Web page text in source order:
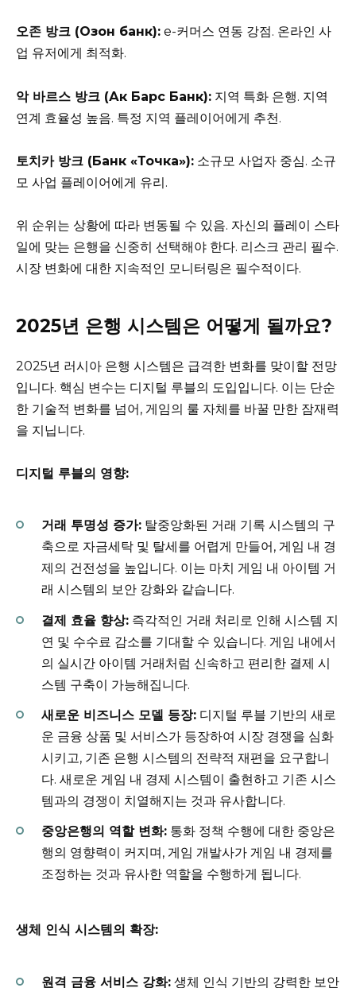
오존 방크 (Озон банк): e-커머스 연동 강점. 온라인 사
업 유저에게 최적화.
악 바르스 방크 (Ак Барс Банк): 지역 특화 은행. 지역
연계 효율성 높음. 특정 지역 플레이어에게 추천.
토치카 방크 (Банк «Точка»): 소규모 사업자 중심. 소규
모 사업 플레이어에게 유리.
위 순위는 상황에 따라 변동될 수 있음. 자신의 플레이 스타
일에 맞는 은행을 신중히 선택해야 한다. 리스크 관리 필수.
시장 변화에 대한 지속적인 모니터링은 필수적이다.
2025년 은행 시스템은 어떻게 될까요?
2025년 러시아 은행 시스템은 급격한 변화를 맞이할 전망
입니다. 핵심 변수는 디지털 루블의 도입입니다. 이는 단순
한 기술적 변화를 넘어, 게임의 룰 자체를 바꿀 만한 잠재력
을 지닙니다.
디지털 루블의 영향:
거래 투명성 증가: 탈중앙화된 거래 기록 시스템의 구
축으로 자금세탁 및 탈세를 어렵게 만들어, 게임 내 경
제의 건전성을 높입니다. 이는 마치 게임 내 아이템 거
래 시스템의 보안 강화와 같습니다.
결제 효율 향상: 즉각적인 거래 처리로 인해 시스템 지
연 및 수수료 감소를 기대할 수 있습니다. 게임 내에서
의 실시간 아이템 거래처럼 신속하고 편리한 결제 시
스템 구축이 가능해집니다.
새로운 비즈니스 모델 등장: 디지털 루블 기반의 새로
운 금융 상품 및 서비스가 등장하여 시장 경쟁을 심화
시키고, 기존 은행 시스템의 전략적 재편을 요구합니
다. 새로운 게임 내 경제 시스템이 출현하고 기존 시스
템과의 경쟁이 치열해지는 것과 유사합니다.
중앙은행의 역할 변화: 통화 정책 수행에 대한 중앙은
행의 영향력이 커지며, 게임 개발사가 게임 내 경제를
조정하는 것과 유사한 역할을 수행하게 됩니다.
생체 인식 시스템의 확장:
원격 금융 서비스 강화: 생체 인식 기반의 강력한 보안